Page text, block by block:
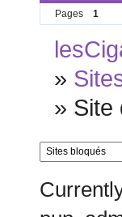
Pages 1
»
» Site